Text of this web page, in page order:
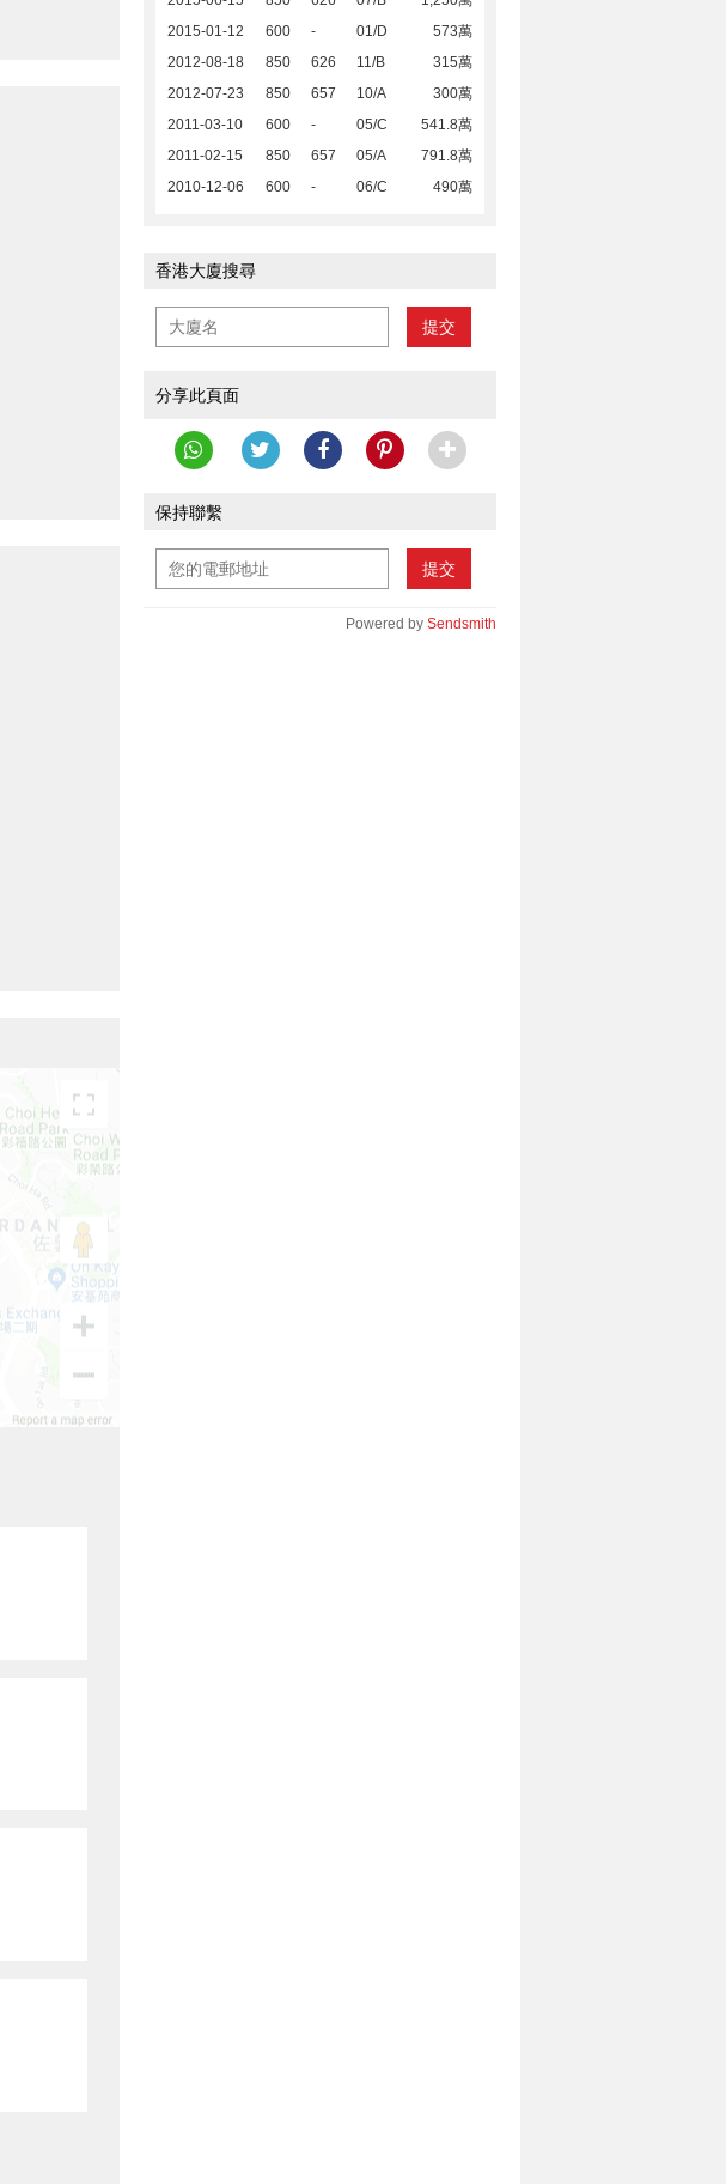
2015-01-12
600 - 01/D
573萬
2012-08-18
850 626 11/B
315萬
2012-07-23
850 657 10/A
300萬
2011-03-10
600 - 05/C
541.8萬
2011-02-15
850 657 05/A
791.8萬
2010-12-06
600 - 06/C 490萬
香港大廈搜尋
提交
分享此頁面
保持聯繫
提交
Powered by Sendsmith